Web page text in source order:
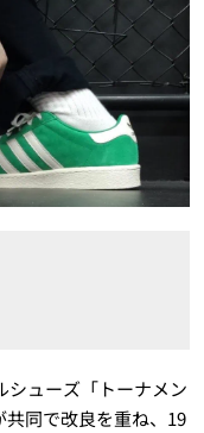
シューズ「トーナメン
共同で改良を重ね、19